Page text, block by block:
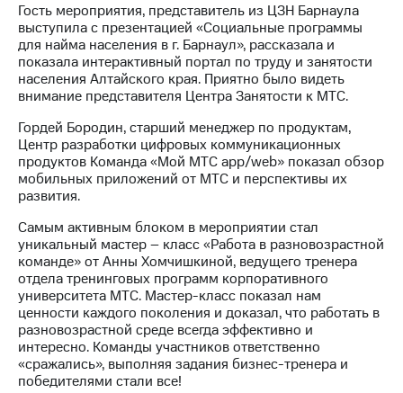
именных
облигаций
Другое
Регистратор
Реквизиты
Контакты
развитие
деловая этика
На главную
Гость мероприятия, представитель из ЦЗН Барнаула
выступила с презентацией «Социальные программы
для найма населения в г. Барнаул», рассказала и
показала интерактивный портал по труду и занятости
населения Алтайского края. Приятно было видеть
внимание представителя Центра Занятости к МТС.
Гордей Бородин, старший менеджер по продуктам,
Центр разработки цифровых коммуникационных
продуктов Команда «Мой МТС app/web» показал обзор
мобильных приложений от МТС и перспективы их
развития.
Самым активным блоком в мероприятии стал
уникальный мастер – класс «Работа в разновозрастной
команде» от Анны Хомчишкиной, ведущего тренера
отдела тренинговых программ корпоративного
университета МТС. Мастер-класс показал нам
ценности каждого поколения и доказал, что работать в
разновозрастной среде всегда эффективно и
интересно. Команды участников ответственно
«сражались», выполняя задания бизнес-тренера и
победителями стали все!